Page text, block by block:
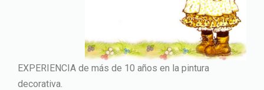
EXPERIENCIA de más de 10 años en la pintura
decorativa.